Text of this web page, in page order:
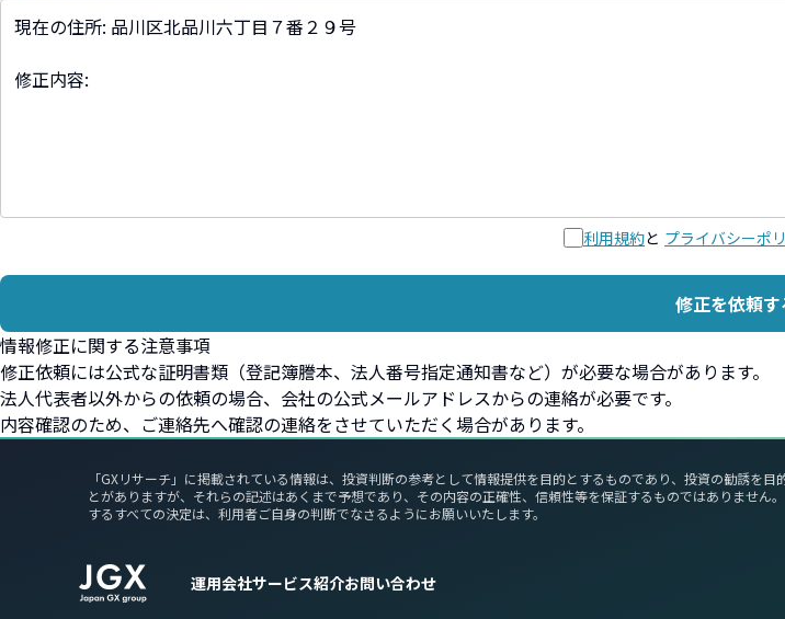
利用規約と プライバシーポ
修正を依頼す
情報修正に関する注意事項
修正依頼には公式な証明書類（登記簿謄本、法人番号指定通知書など）が必要な場合があります。
法人代表者以外からの依頼の場合、会社の公式メールアドレスからの連絡が必要です。
内容確認のため、ご連絡先へ確認の連絡をさせていただく場合があります。
「GXリサーチ」に掲載されている情報は、投資判断の参考として情報提供を目的とするものであり、投資の勧誘を
とがありますが、それらの記述はあくまで予想であり、その内容の正確性、信頼性等を保証するものではありませ
するすべての決定は、利用者ご自身の判断でなさるようにお願いいたします。
運用会社サービス紹介お問い合わせ